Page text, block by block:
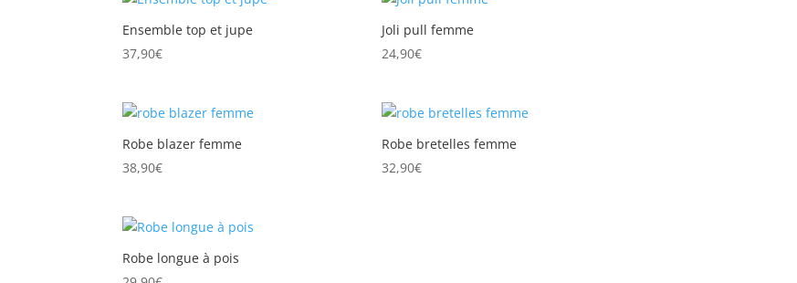
Ensemble top et jupe
37,90€
Joli pull femme
24,90€
Robe blazer femme
38,90€
Robe bretelles femme
32,90€
Robe longue à pois